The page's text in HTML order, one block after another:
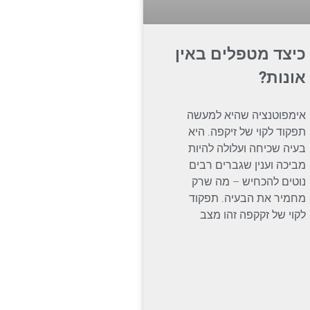
כיצד מטפלים באין
אונות?
אימפוטנציה שהיא למעשה
תפקוד לקוי של זיקפה. היא
בעיה שכיחה ועלולה להיות
מביכה וענין שגברים רבים
נוטים להכחיש – מה שרק
מחמיר את הבעיה. תפקוד
לקוי של זקקפה זהו מצב